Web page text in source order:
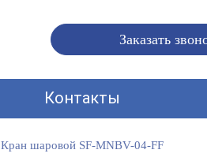
Заказать
Контакты
Кран шаровой SF-MNBV-04-FF